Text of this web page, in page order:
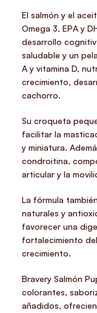
El salmón y el
Omega 3, EPA y
desarrollo
saludable y un
A y vitamina D,
crecimiento,
cachorro.
Su croqueta
facilitar la
y miniatura.
condroitina,
articular y la
La fórmula
naturales y
favorecer una
fortalecimiento
crecimiento.
Bravery Salmón
colorantes,
añadidos,